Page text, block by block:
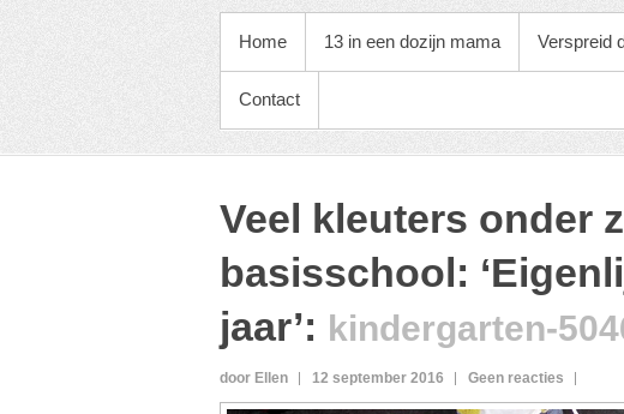
PRIMAIR MENU
Home 13 in een dozijn mama Verspreid
Contact
Veel kleuters onder
basisschool:
jaar’: kindergarten-
door Ellen 12 september 2016 Geen reacties